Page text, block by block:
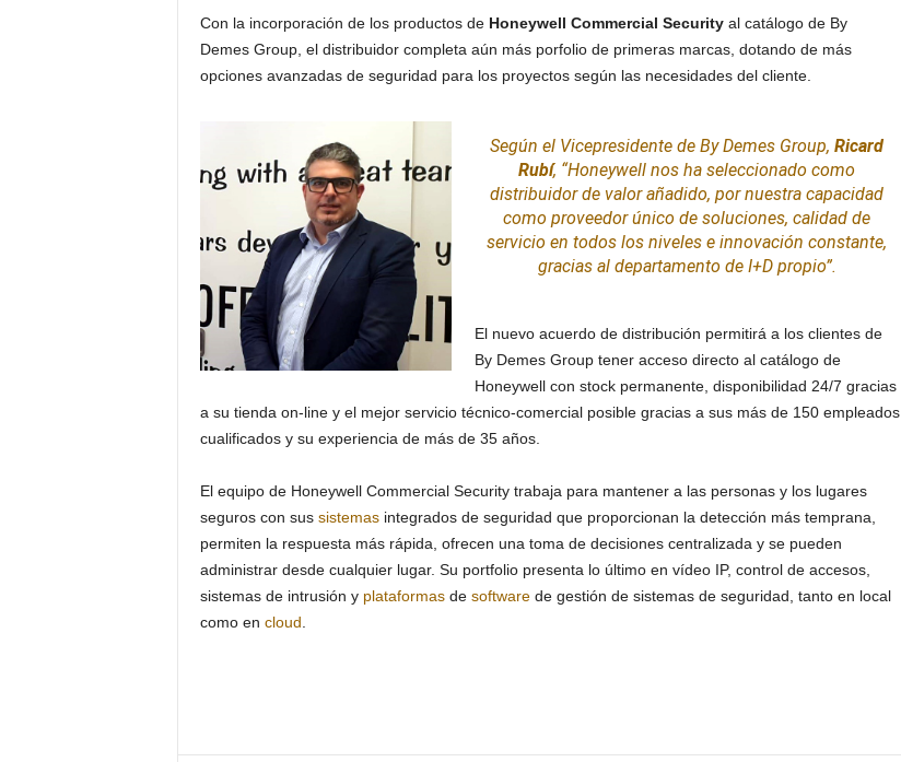
Con la incorporación de los productos de Honeywell Commercial Securityal catálogo de By
Demes Group, el distribuidor completa aún más porfolio de primeras marcas, dotando de más
opciones avanzadas de seguridad para los proyectos según las necesidades del cliente.
Según el Vicepresidente de By Demes Group, Ricard
Rubí, “Honeywell nos ha seleccionado como
distribuidor de valor añadido, por nuestra capacidad
como proveedor único de soluciones, calidad de
servicio en todos los niveles e innovación constante,
gracias al departamento de I+D propio”.
El nuevo acuerdo de distribución permitirá a los clientes de
By Demes Group tener acceso directo al catálogo de
Honeywell con stock permanente, disponibilidad 24/7 gracias
a su tienda on-line y el mejor servicio técnico-comercial posible gracias a sus más de 150 empleados
cualificados y su experiencia de más de 35 años.
El equipo de Honeywell Commercial Security trabaja para mantener a las personas y los lugares
seguros con sus sistemasintegrados de seguridad que proporcionan la detección más temprana,
permiten la respuesta más rápida, ofrecen una toma de decisiones centralizada y se pueden
administrar desde cualquier lugar. Su portfolio presenta lo último en vídeo IP, control de accesos,
sistemas de intrusión y plataformasde softwarede gestión de sistemas de seguridad, tanto en local
como en cloud